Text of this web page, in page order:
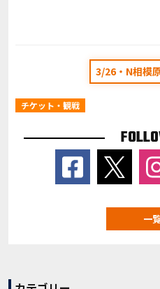
3/26・N相模
チケット・観戦
一